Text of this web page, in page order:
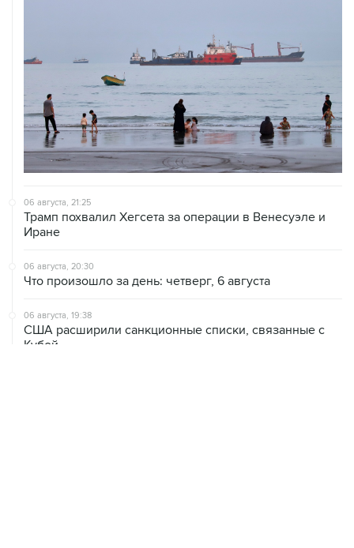
06 августа, 21:25
Трамп похвалил Хегсета за операции в Венесуэле и
Иране
06 августа, 20:30
Что произошло за день: четверг, 6 августа
06 августа, 19:38
США расширили санкционные списки, связанные с
Кубой